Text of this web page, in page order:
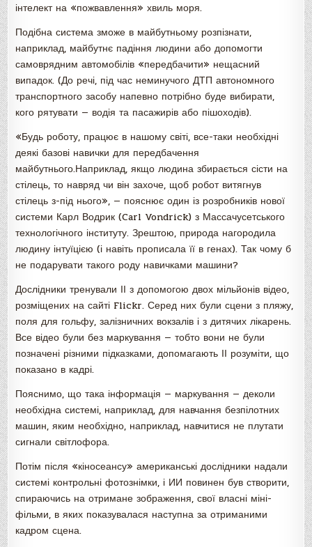
інтелект на «пожвавлення» хвиль моря.
Подібна система зможе в майбутньому розпізнати,
наприклад, майбутнє падіння людини або допомогти
самоврядним автомобілів «передбачити» нещасний
випадок. (До речі, під час неминучого ДТП автономного
транспортного засобу напевно потрібно буде вибирати,
кого рятувати — водія та пасажирів або пішоходів).
«Будь роботу, працює в нашому світі, все-таки необхідні
деякі базові навички для передбачення
майбутнього.Наприклад, якщо людина збирається сісти на
стілець, то навряд чи він захоче, щоб робот витягнув
стілець з-під нього», — пояснює один із розробників нової
системи Карл Водрик (Carl Vondrick) з Массачусетського
технологічного інституту. Зрештою, природа нагородила
людину інтуїцією (і навіть прописала її в генах). Так чому б
не подарувати такого роду навичками машини?
Дослідники тренували ІІ з допомогою двох мільйонів відео,
розміщених на сайті Flickr. Серед них були сцени з пляжу,
поля для гольфу, залізничних вокзалів і з дитячих лікарень.
Все відео були без маркування — тобто вони не були
позначені різними підказками, допомагають ІІ розуміти, що
показано в кадрі.
Пояснимо, що така інформація — маркування — деколи
необхідна системі, наприклад, для навчання безпілотних
машин, яким необхідно, наприклад, навчитися не плутати
сигнали світлофора.
Потім після «кіносеансу» американські дослідники надали
системі контрольні фотознімки, і ИИ повинен був створити,
спираючись на отримане зображення, свої власні міні-
фільми, в яких показувалася наступна за отриманими
кадром сцена.